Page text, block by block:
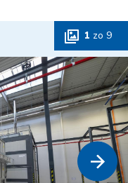
1 zo 9